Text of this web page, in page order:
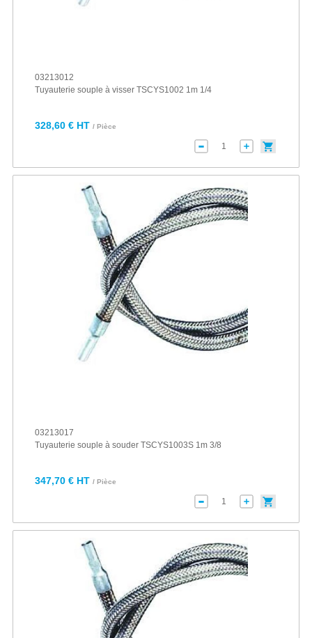
03213012
Tuyauterie souple à visser TSCYS1002 1m 1/4
328,60 € HT / Pièce
03213017
Tuyauterie souple à souder TSCYS1003S 1m 3/8
347,70 € HT / Pièce